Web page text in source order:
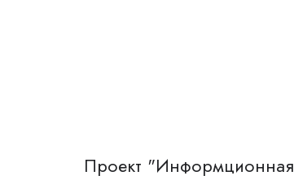
Проект "Информционная